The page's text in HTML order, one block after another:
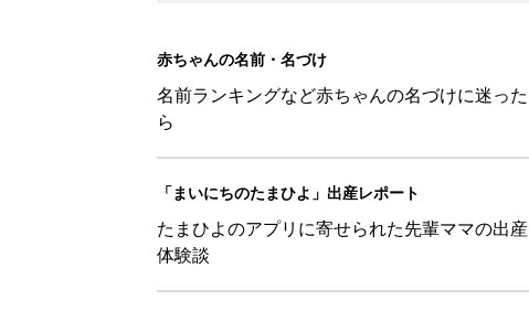
赤ちゃんの名前・名づけ
名前ランキングなど赤ちゃんの名づけに迷った
ら
「まいにちのたまひよ」出産レポート
たまひよのアプリに寄せられた先輩ママの出産
体験談